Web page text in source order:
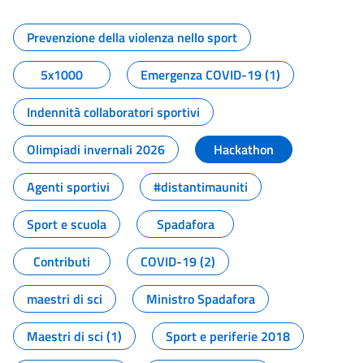
Tutti i contenuti della pagina
Prevenzione della violenza nello sport
5x1000
Emergenza COVID-19 (1)
Indennità collaboratori sportivi
Olimpiadi invernali 2026
Hackathon
Agenti sportivi
#distantimauniti
Sport e scuola
Spadafora
Contributi
COVID-19 (2)
maestri di sci
Ministro Spadafora
Maestri di sci (1)
Sport e periferie 2018